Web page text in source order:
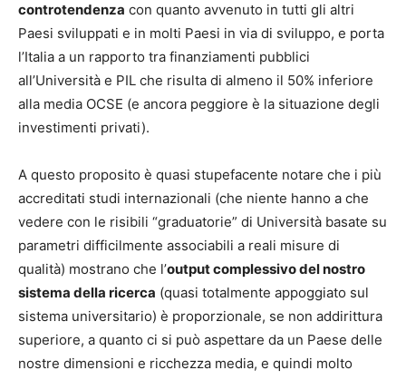
controtendenza con quanto avvenuto in tutti gli altri
Paesi sviluppati e in molti Paesi in via di sviluppo, e porta
l’Italia a un rapporto tra finanziamenti pubblici
all’Università e PIL che risulta di almeno il 50% inferiore
alla media OCSE (e ancora peggiore è la situazione degli
investimenti privati).
A questo proposito è quasi stupefacente notare che i più
accreditati studi internazionali (che niente hanno a che
vedere con le risibili “graduatorie” di Università basate su
parametri difficilmente associabili a reali misure di
qualità) mostrano che l’output complessivo del nostro
sistema della ricerca (quasi totalmente appoggiato sul
sistema universitario) è proporzionale, se non addirittura
superiore, a quanto ci si può aspettare da un Paese delle
nostre dimensioni e ricchezza media, e quindi molto